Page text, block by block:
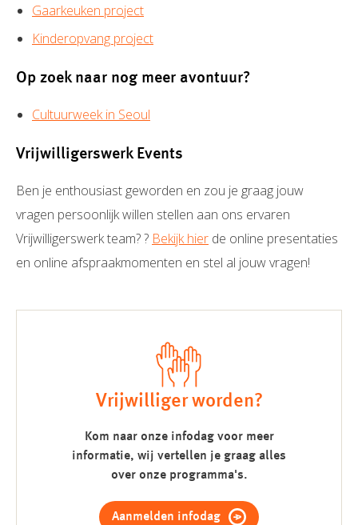
Gaarkeuken project
Kinderopvang project
Op zoek naar nog meer avontuur?
Cultuurweek in Seoul
Vrijwilligerswerk Events
Ben je enthousiast geworden en zou je graag jouw
vragen persoonlijk willen stellen aan ons ervaren
Vrijwilligerswerk team? ? Bekijk hier de online presentaties
en online afspraakmomenten en stel al jouw vragen!
Vrijwilliger worden?
Kom naar onze infodag voor meer
informatie, wij vertellen je graag alles
over onze programma's.
Aanmelden infodag